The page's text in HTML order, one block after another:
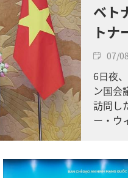
ベト
トナ
07/
6日夜
ン国会
訪問し
ー・ウ